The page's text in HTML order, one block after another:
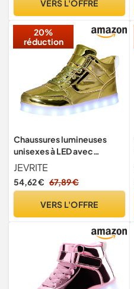
VERS L'OFFRE
20%
réduction
Chaussures lumineuses
unisexes à LED avec
chargement USB -
Chaussures de couple
montantes pour homme et
clignotantes, doré, 45 EU
JEVRITE
54,62 € 67,89 €
VERS L'OFFRE